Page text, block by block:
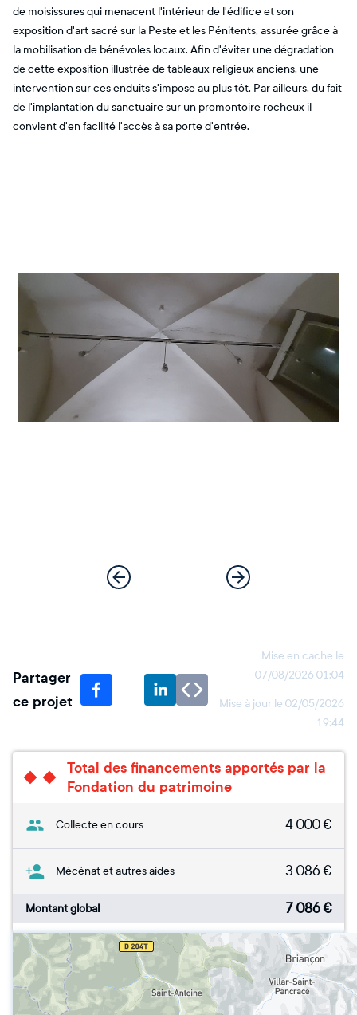
de moisissures qui menacent l'intérieur de l'édifice et son
exposition d'art sacré sur la Peste et les Pénitents, assurée grâce à
la mobilisation de bénévoles locaux. Afin d'éviter une dégradation
de cette exposition illustrée de tableaux religieux anciens, une
intervention sur ces enduits s'impose au plus tôt. Par ailleurs, du fait
de l'implantation du sanctuaire sur un promontoire rocheux il
convient d'en facilité l'accès à sa porte d'entrée.
Partager
ce projet
Mise en cache le
07/08/2026 01:04
Mise à jour le 02/05/2026
19:44
Total des financements apportés par la
Fondation du patrimoine
Collecte en cours 4 000€
Mécénat et autres aides 3 086€
Montant global 7 086€